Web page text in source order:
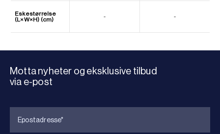
Eskestørrelse
(L×W×H) (cm)
- -
Motta nyheter og eksklusive tilbud
via e-post